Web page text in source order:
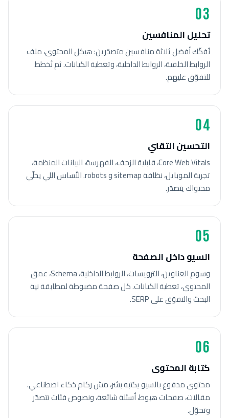
03
تحليل المنافسين
نُفكّك أفضل ثلاثة منافسين متصدّرين: هيكل المحتوى، ملف
الروابط الخلفية، الروابط الداخلية، وتغطية الكيانات. ثم نُخطط
للتفوّق عليهم.
04
التحسين التقني
Core Web Vitals، قابلية الزحف، الفهرسة، البيانات المنظمة،
تجربة الموبايل، نظافة sitemap و robots. الأساس اللي يخلّي
محتواك يتصدّر.
05
السيو داخل الصفحة
وسوم العناوين، الترويسات، الروابط الداخلية، Schema، عمق
المحتوى، تغطية الكيانات. كل صفحة مضبوطة لمطابقة نية
البحث والتفوّق على SERP.
06
كتابة المحتوى
محتوى مدفوع بالسيو يكتبه بشر، مش ركام ذكاء اصطناعي.
مقالات، صفحات هبوط، أسئلة شائعة، ونصوص فئات تتصدّر
وتحوّل.